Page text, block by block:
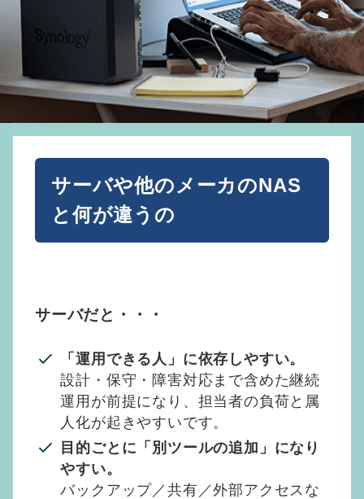
サーバや他のメーカのNAS
と何が違うの
サーバだと・・・
「運用できる人」に依存しやすい。
設計・保守・障害対応まで含めた継続
運用が前提になり、担当者の負荷と属
人化が起きやすいです。
目的ごとに「別ツールの追加」になり
やすい。
バックアップ／共有／外部アクセスな